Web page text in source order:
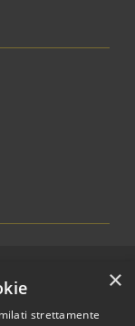
© 2026 • Comune di
• Powered by
×
strettamente